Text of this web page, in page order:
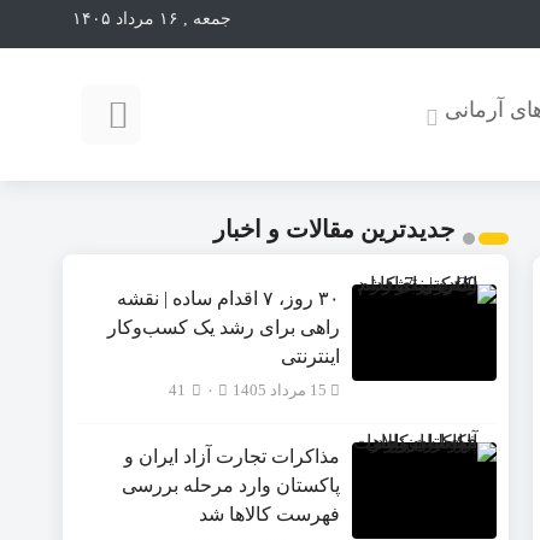
جمعه , ۱۶ مرداد ۱۴۰۵
آرمانی
جدیدترین مقالات و اخبار
۳۰ روز، ۷ اقدام ساده | نقشه
راهی برای رشد یک کسب‌وکار
اینترنتی
15 مرداد 1405 41
مذاکرات تجارت آزاد ایران و
پاکستان وارد مرحله بررسی
فهرست کالاها شد